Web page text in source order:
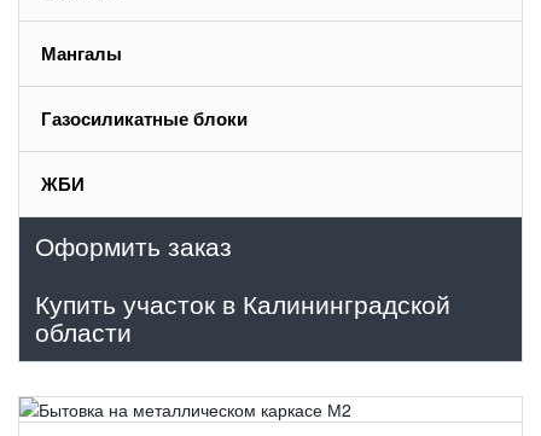
Мангалы
Газосиликатные блоки
ЖБИ
Оформить заказ
Купить участок в Калининградской
области